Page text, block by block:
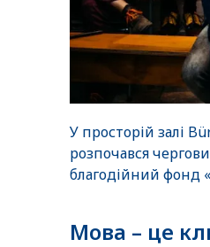
У просторій залі
розпочався
благодійний фонд
Мова – це